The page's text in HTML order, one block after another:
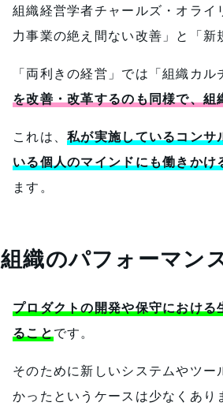
組織経営学者チャールズ・オラ
力事業の絶え間ない改善」と「新
「両利きの経営」では「組織カ
を改善・改革するのも同様で、
これは、私が実施しているコン
いる個人のマインドにも働きか
ます。
組織のパフォーマン
プロダクトの開発や保守におけ
ることです。
そのために新しいシステムやツ
かったというケースは少なくあり